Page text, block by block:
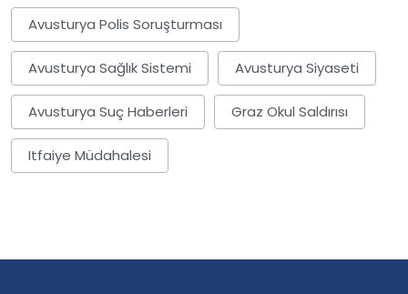
Avusturya Polis Soruşturması
Avusturya Sağlık Sistemi Avusturya Siyaseti
Avusturya Suç Haberleri Graz Okul Saldırısı
Itfaiye Müdahalesi